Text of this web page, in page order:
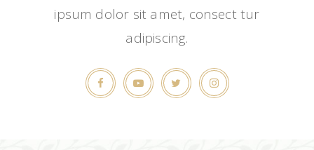
ipsum dolor sit amet, consect tur
adipiscing.